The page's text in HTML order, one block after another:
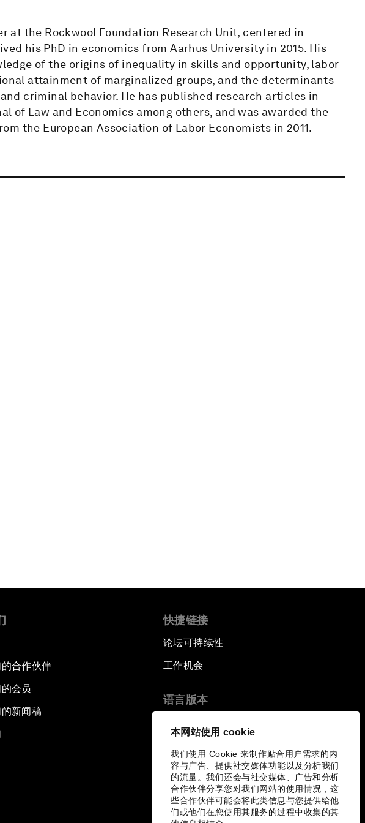
本网站使用 cookie
我们使用 Cookie 来制作贴合用户需求的内
容与广告、提供社交媒体功能以及分析我们
的流量。我们还会与社交媒体、广告和分析
合作伙伴分享您对我们网站的使用情况，这
些合作伙伴可能会将此类信息与您提供给他
们或他们在您使用其服务的过程中收集的其
at the Rockwool Foundation Research Unit, centered in
his PhD in economics from Aarhus University in 2015. His
of the origins of inequality in skills and opportunity, labor
attainment of marginalized groups, and the determinants
criminal behavior. He has published research articles in
of Law and Economics among others, and was awarded the
the European Association of Labor Economists in 2011.
合作伙伴
会员
新闻稿
快捷链接
论坛可持续性
工作机会
语言版本